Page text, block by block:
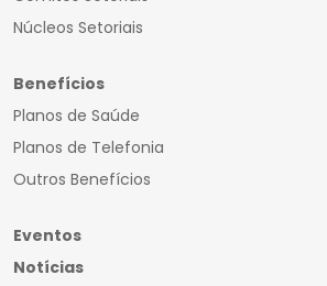
Núcleos Setoriais
Benefícios
Planos de Saúde
Planos de Telefonia
Outros Benefícios
Eventos
Notícias